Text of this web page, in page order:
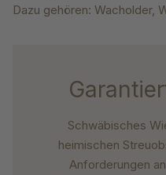
Dazu gehören: Wacholder,
Schwäbisches
heimischen
Anforderungen